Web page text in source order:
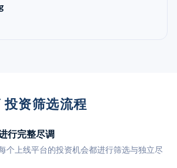
资筛选流程
行完整尽调
个上线平台的投资机会都进行筛选与独立尽